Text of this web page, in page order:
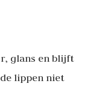
glans en blijft
lippen niet